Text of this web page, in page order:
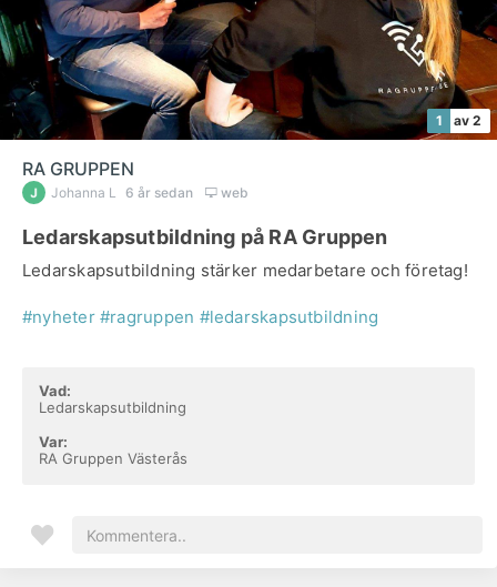
1 av 2
RA GRUPPEN
Johanna L 6 år sedan web
Ledarskapsutbildning på RA Gruppen
Ledarskapsutbildning stärker medarbetare och företag!
#nyheter #ragruppen #ledarskapsutbildning
Vad:
Ledarskapsutbildning
Var:
RA Gruppen Västerås